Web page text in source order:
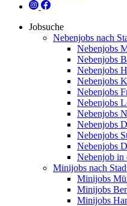
Jobsuche
Nebenjobs nach
Nebenjobs
Nebenjobs
Nebenjobs
Nebenjobs
Nebenjobs
Nebenjobs
Nebenjobs
Nebenjobs
Nebenjobs
Nebenjobs
Nebenjob in
Minijobs nach
Minijobs
Minijobs
Minijobs